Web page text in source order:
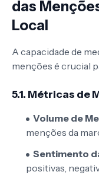
das
Local
A capacidade de
menções é crucial
5.1. Métricas de
Volume de
menções da
Sentimento
positivas,